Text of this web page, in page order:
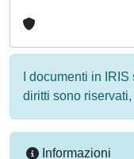
I documenti in
diritti sono
Informazioni